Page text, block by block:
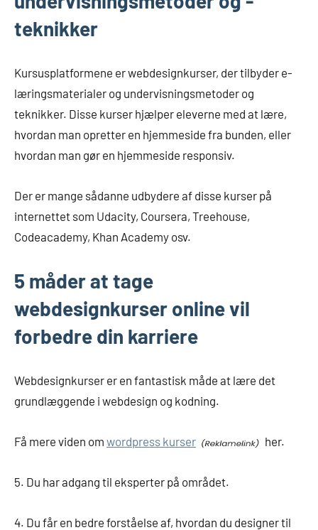
teknikker
Kursusplatformene er webdesignkurser, der tilbyder e-
læringsmaterialer og undervisningsmetoder og
teknikker. Disse kurser hjælper eleverne med at lære,
hvordan man opretter en hjemmeside fra bunden, eller
hvordan man gør en hjemmeside responsiv.
Der er mange sådanne udbydere af disse kurser på
internettet som Udacity, Coursera, Treehouse,
Codeacademy, Khan Academy osv.
5 måder at tage
webdesignkurser online vil
forbedre din karriere
Webdesignkurser er en fantastisk måde at lære det
grundlæggende i webdesign og kodning.
Få mere viden om wordpress kurser her.
5. Du har adgang til eksperter på området.
4. Du får en bedre forståelse af, hvordan du designer til